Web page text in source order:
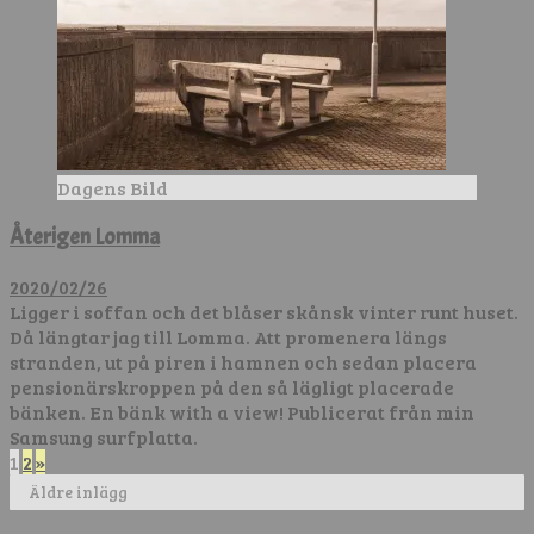
Dagens Bild
Återigen Lomma
2020/02/26
Ligger i soffan och det blåser skånsk vinter runt huset.
Då längtar jag till Lomma. Att promenera längs
stranden, ut på piren i hamnen och sedan placera
pensionärskroppen på den så lägligt placerade
bänken. En bänk with a view! Publicerat från min
Samsung surfplatta.
Sidnumrering
för
1 2»
Äldre inlägg